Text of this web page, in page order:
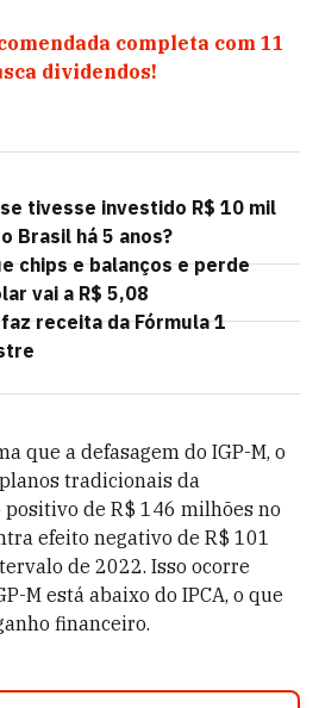
completa com 11
dividendos!
tivesse investido R$ 10 mil
Brasil há 5 anos?
chips e balanços e perde
vai a R$ 5,08
receita da Fórmula 1
que a defasagem do IGP-M, o
tradicionais da
de R$ 146 milhões no
efeito negativo de R$ 101
de 2022. Isso ocorre
M está abaixo do IPCA, o que
financeiro.